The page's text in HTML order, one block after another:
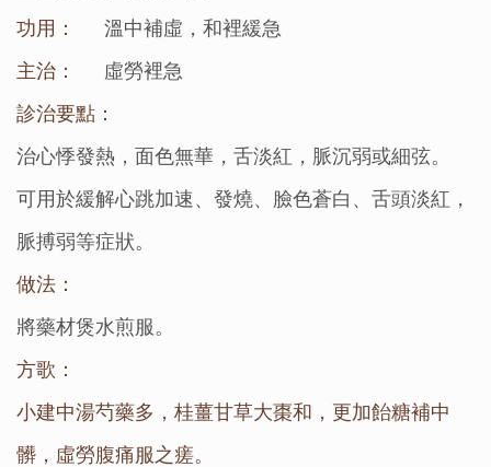
功用：
溫中補虛，和裡緩急
主治：
虛勞裡急
診治要點：
治心悸發熱，面色無華，舌淡紅，脈沉弱或細弦。
可用於緩解心跳加速、發燒、臉色蒼白、舌頭淡紅，
脈搏弱等症狀。
做法：
將藥材煲水煎服。
方歌：
小建中湯芍藥多，桂薑甘草大棗和，更加飴糖補中
髒，虛勞腹痛服之瘥。